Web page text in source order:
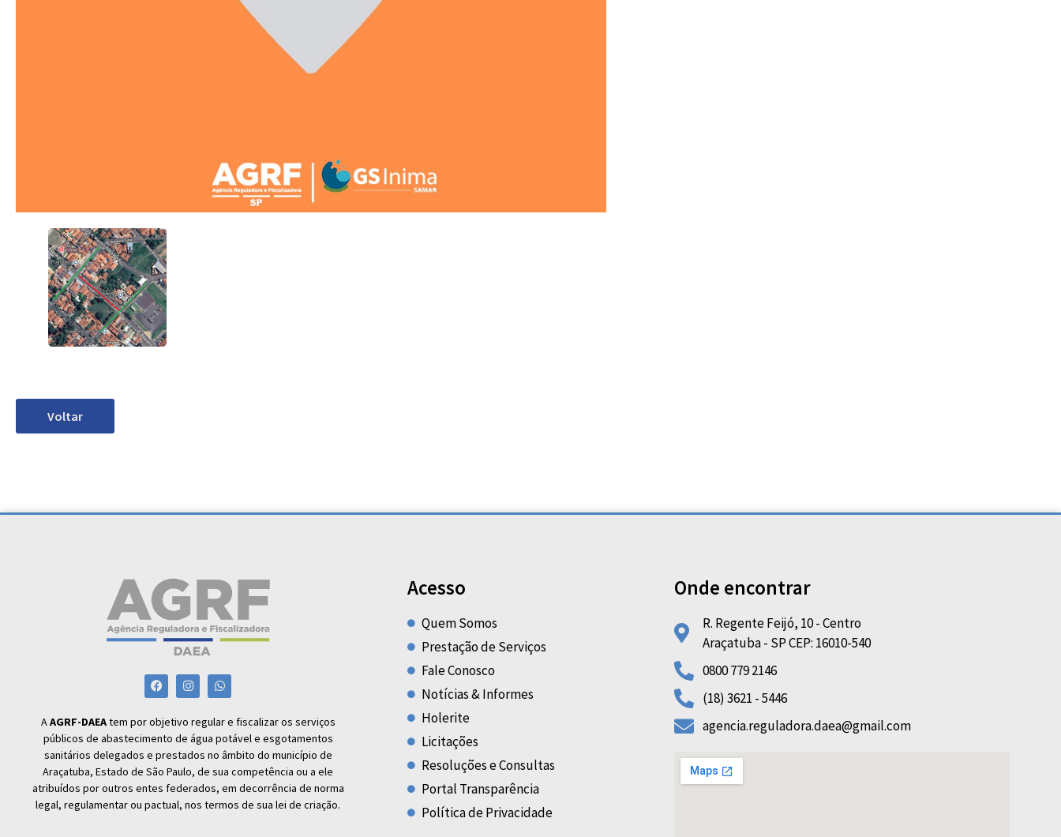
Voltar
A AGRF-DAEAtem por objetivo regular e fiscalizar os serviços
públicos de abastecimento de água potável e esgotamentos
sanitários delegados e prestados no âmbito do município de
Araçatuba, Estado de São Paulo, de sua competência ou a ele
atribuídos por outros entes federados, em decorrência de norma
legal, regulamentar ou pactual, nos termos de sua lei de criação.
Acesso
Quem Somos
Prestação de Serviços
Fale Conosco
Notícias & Informes
Holerite
Licitações
Resoluções e Consultas
Portal Transparência
Política de Privacidade
Onde encontrar
R. Regente Feijó, 10 - Centro
Araçatuba - SP CEP: 16010-540
0800 779 2146
(18) 3621 - 5446
agencia.reguladora.daea@gmail.com